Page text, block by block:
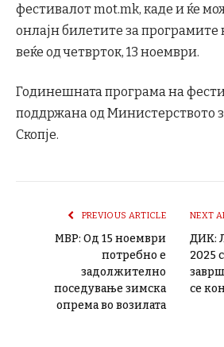
фестивалот mot.mk, каде и ќе
онлајн билетите за програмите
веќе од четврток, 13 ноември.
Годинешната програма на
поддржана од Министерството
Скопје.
PREVIOUS ARTICLE
МВР: Од 15 ноември
потребно е
задолжително
поседување зимска
опрема во возилата
NEXT
ДИК:
2025
се